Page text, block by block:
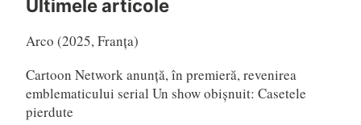
Ultimele articole
Arco (2025, Franța)
Cartoon Network anunță, în premieră, revenirea
emblematicului serial Un show obișnuit: Casetele
pierdute